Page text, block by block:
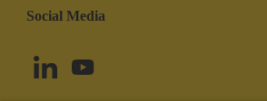
Social Media